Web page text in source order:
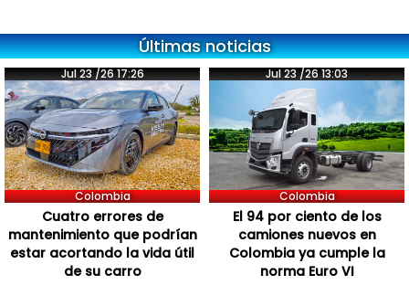
Últimas noticias
Jul 23 /26 17:26
Colombia
Cuatro errores de
mantenimiento que podrían
estar acortando la vida útil
de su carro
Jul 23 /26 13:03
Colombia
El 94 por ciento de los
camiones nuevos en
Colombia ya cumple la
norma Euro VI